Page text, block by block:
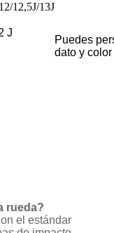
12,5J/13J
Puedes
dato y
J
rueda?
el estándar